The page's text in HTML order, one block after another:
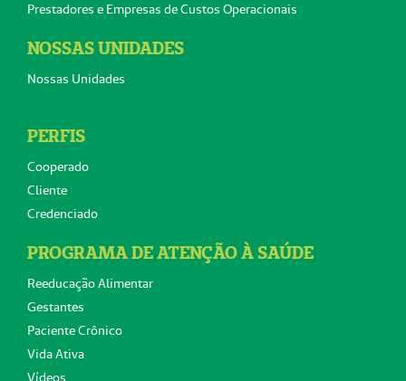
Prestadores e Empresas de Custos Operacionais
NOSSAS UNIDADES
Nossas Unidades
PERFIS
Cooperado
Cliente
Credenciado
PROGRAMA DE ATENÇÃO À SAÚDE
Reeducação Alimentar
Gestantes
Paciente Crônico
Vida Ativa
Vídeos